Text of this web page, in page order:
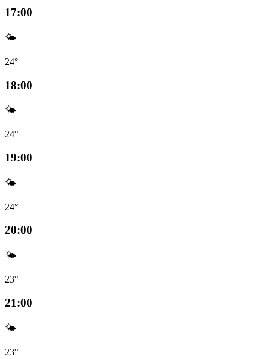
17:00
🌤️
24°
18:00
🌤️
24°
19:00
🌤️
24°
20:00
🌤️
23°
21:00
🌤️
23°